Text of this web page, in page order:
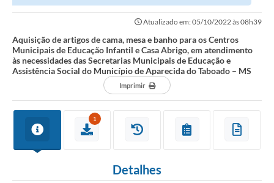
Atualizado em: 05/10/2022 às 08h39
Aquisição de artigos de cama, mesa e banho para os Centros
Municipais de Educação Infantil e Casa Abrigo, em atendimento
às necessidades das Secretarias Municipais de Educação e
Assistência Social do Município de Aparecida do Taboado – MS
Imprimir
1
Detalhes